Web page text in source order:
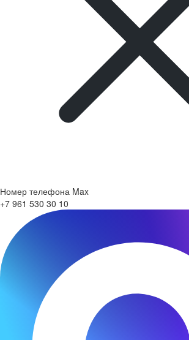
Номер телефона Max
+7 961 530 30 10